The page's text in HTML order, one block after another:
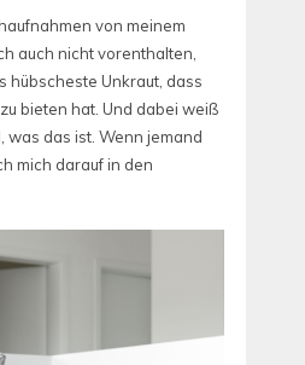
von meinem
auch nicht vorenthalten,
hübscheste Unkraut, dass
bieten hat. Und dabei weiß
was das ist. Wenn jemand
mich darauf in den